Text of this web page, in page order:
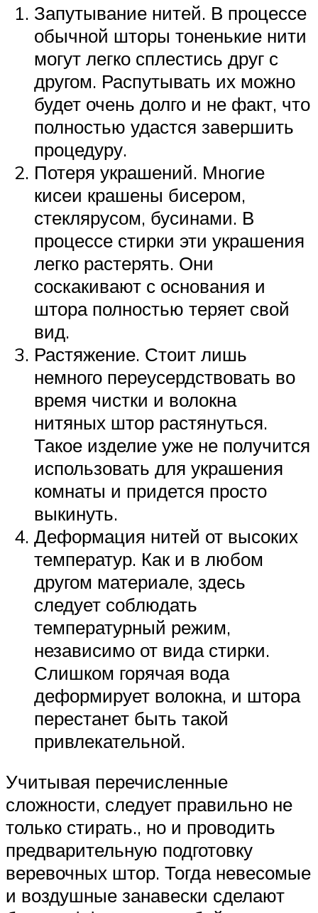
Запутывание нитей. В процессе
обычной шторы тоненькие нити
могут легко сплестись друг с
другом. Распутывать их можно
будет очень долго и не факт, что
полностью удастся завершить
процедуру.
Потеря украшений. Многие
кисеи крашены бисером,
стеклярусом, бусинами. В
процессе стирки эти украшения
легко растерять. Они
соскакивают с основания и
штора полностью теряет свой
вид.
Растяжение. Стоит лишь
немного переусердствовать во
время чистки и волокна
нитяных штор растянуться.
Такое изделие уже не получится
использовать для украшения
комнаты и придется просто
выкинуть.
Деформация нитей от высоких
температур. Как и в любом
другом материале, здесь
следует соблюдать
температурный режим,
независимо от вида стирки.
Слишком горячая вода
деформирует волокна, и штора
перестанет быть такой
привлекательной.
Учитывая перечисленные
сложности, следует правильно не
только стирать., но и проводить
предварительную подготовку
веревочных штор. Тогда невесомые
и воздушные занавески сделают